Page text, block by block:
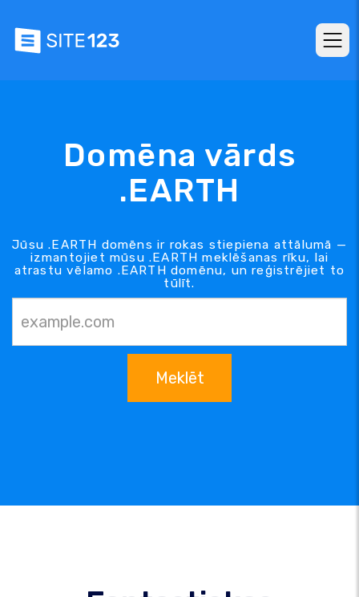
Domēna vārds
.EARTH
Jūsu .EARTH domēns ir rokas stiepiena attālumā —
izmantojiet mūsu .EARTH meklēšanas rīku, lai
atrastu vēlamo .EARTH domēnu, un reģistrējiet to
tūlīt.
Meklēt